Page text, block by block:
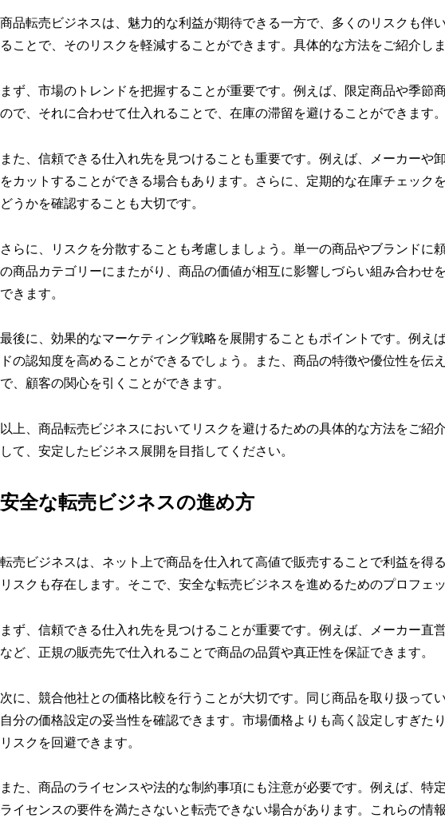
商品転売ビジネスは、魅力的な利益が期待できる一方で、多くのリスクも伴
ることで、そのリスクを軽減することができます。具体的な方法をご紹介しま
まず、市場のトレンドを把握することが重要です。例えば、限定商品や季節
ので、それに合わせて仕入れることで、在庫の滞留を避けることができます。
また、信頼できる仕入れ先を見つけることも重要です。例えば、メーカーや
をカットすることができる場合もあります。さらに、定期的な在庫チェック
どうかを確認することも大切です。
さらに、リスクを分散することも考慮しましょう。単一の商品やブランドに
の商品カテゴリーにまたがり、商品の価値が相互に影響しづらい組み合わせ
できます。
最後に、効果的なマーケティング戦略を展開することもポイントです。例え
ドの認知度を高めることができるでしょう。また、商品の特徴や優位性を伝
で、顧客の関心を引くことができます。
以上、商品転売ビジネスにおいてリスクを避けるための具体的な方法をご紹
して、安定したビジネス展開を目指してください。
安全な転売ビジネスの進め方
転売ビジネスは、ネット上で商品を仕入れて高値で販売することで利益を得
リスクも存在します。そこで、安全な転売ビジネスを進めるためのプロフェ
まず、信頼できる仕入れ先を見つけることが重要です。例えば、メーカー直
など、正規の販売先で仕入れることで商品の品質や真正性を保証できます。
次に、競合他社との価格比較を行うことが大切です。同じ商品を取り扱って
自分の価格設定の妥当性を確認できます。市場価格よりも高く設定しすぎた
リスクを回避できます。
また、商品のライセンスや法的な制約事項にも注意が必要です。例えば、特
ライセンスの要件を満たさないと転売できない場合があります。これらの情